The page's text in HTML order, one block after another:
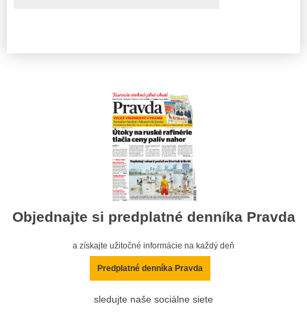
Objednajte si predplatné denníka Pravda
a získajte užitočné informácie na každý deň
Predplatné denníka Pravda
sledujte naše sociálne siete